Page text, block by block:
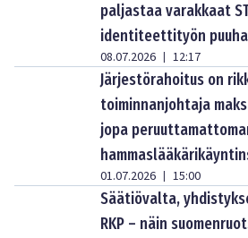
paljastaa varakkaat
identiteettityön
08.07.2026 | 12:17
Järjestörahoitus on
toiminnanjohtaja
jopa
01.07.2026 | 15:00
Säätiövalta,
RKP – näin